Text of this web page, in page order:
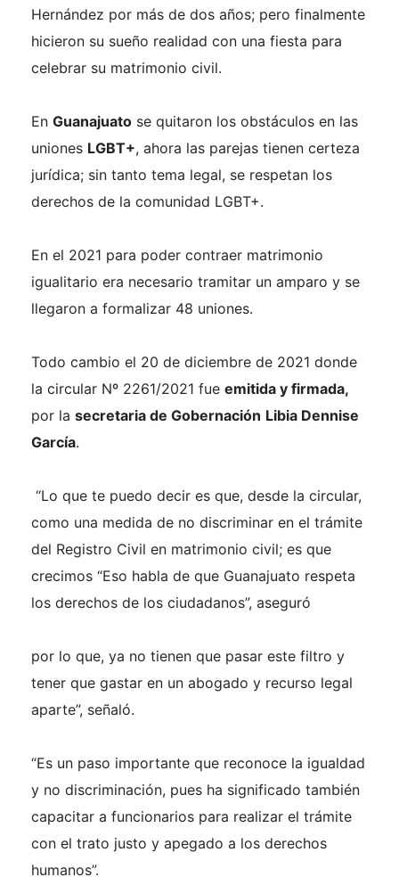
Hernández por más de dos años; pero finalmente
hicieron su sueño realidad con una fiesta para
celebrar su matrimonio civil.
En Guanajuato se quitaron los obstáculos en las
uniones LGBT+, ahora las parejas tienen certeza
jurídica; sin tanto tema legal, se respetan los
derechos de la comunidad LGBT+.
En el 2021 para poder contraer matrimonio
igualitario era necesario tramitar un amparo y se
llegaron a formalizar 48 uniones.
Todo cambio el 20 de diciembre de 2021 donde
la circular Nº 2261/2021 fue emitida y firmada,
por la secretaria de Gobernación Libia Dennise
García.
“Lo que te puedo decir es que, desde la circular,
como una medida de no discriminar en el trámite
del Registro Civil en matrimonio civil; es que
crecimos “Eso habla de que Guanajuato respeta
los derechos de los ciudadanos”, aseguró
por lo que, ya no tienen que pasar este filtro y
tener que gastar en un abogado y recurso legal
aparte”, señaló.
“Es un paso importante que reconoce la igualdad
y no discriminación, pues ha significado también
capacitar a funcionarios para realizar el trámite
con el trato justo y apegado a los derechos
humanos”.